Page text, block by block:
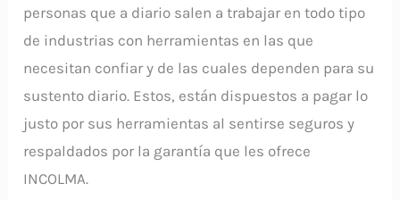
personas que a diario salen a trabajar en todo tipo
de industrias con herramientas en las que
necesitan confiar y de las cuales dependen para su
sustento diario. Estos, están dispuestos a pagar lo
justo por sus herramientas al sentirse seguros y
respaldados por la garantía que les ofrece
INCOLMA.